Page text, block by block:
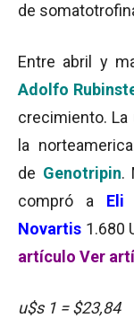
de
Entre abril y
Adolfo
crecimiento.
la
de Genotripin.
compró a Eli
Novartis 1.680
artículo Ver
u$s 1 = $23,84